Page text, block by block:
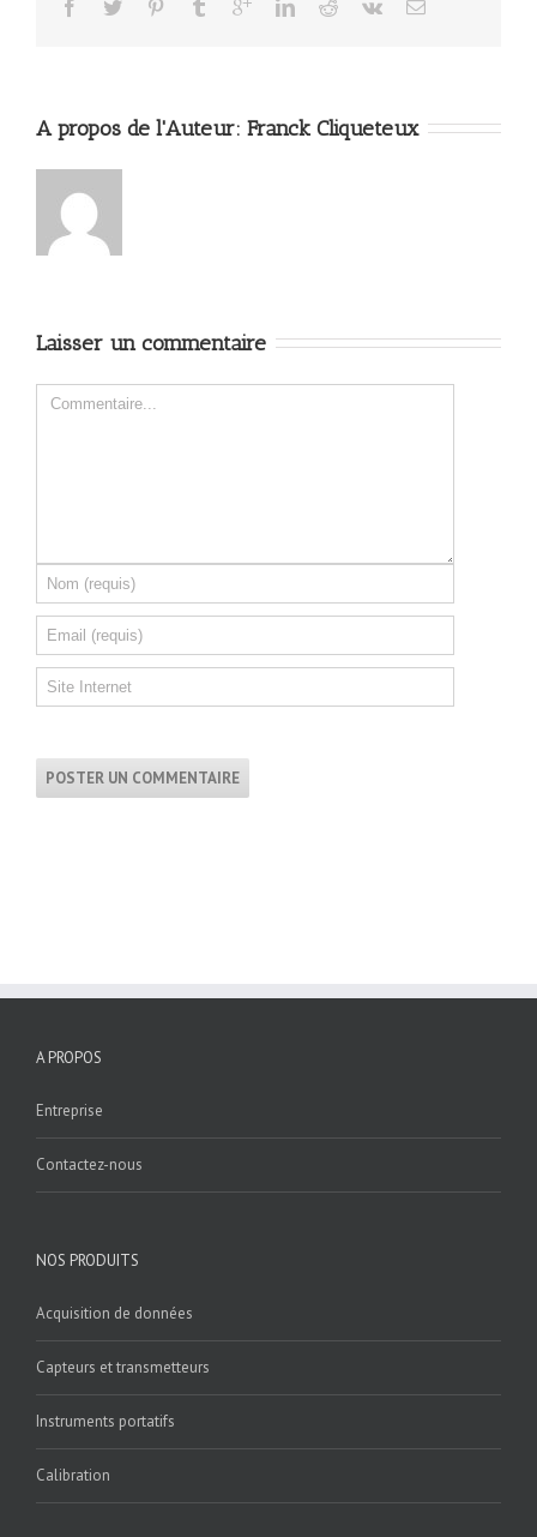
A propos de l'Auteur: Franck Cliqueteux
Laisser un commentaire
A PROPOS
Entreprise
Contactez-nous
NOS PRODUITS
Acquisition de données
Capteurs et transmetteurs
Instruments portatifs
Calibration